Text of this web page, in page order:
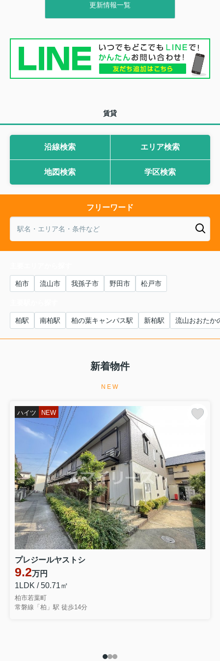
ご迷惑をおかけしますが、何卒ご容赦下さいます
※管理物件にお住まいでONEライフプラス、あん
しんフルサポート、NSレスキューにご加入の方
0120-276-024 24時間365日対応
緊急サポートサービス
0120-843-143 24時間365日対応
更新情報一覧
賃貸
沿線検索 エリア検索
地図検索 学区検索
フリーワード
柏市 流山市 我孫子市 野田市 松戸市
柏駅 南柏駅 柏の葉キャンパス駅 新柏駅 流山おおたか
新着物件
NEW
ハイツ NEW
プレジールヤストシ
9.2万円
1LDK / 50.71㎡
柏市若葉町
常磐線「柏」駅 徒歩14分